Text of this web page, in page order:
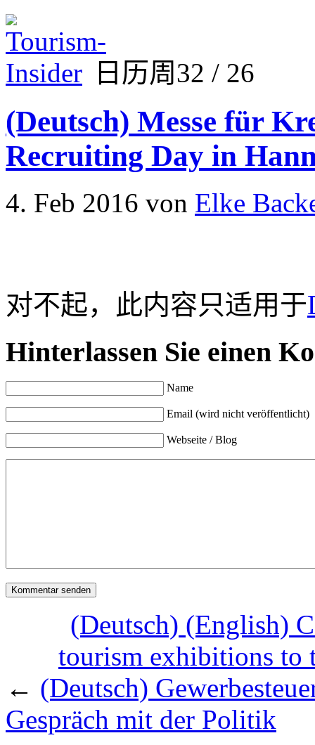
日历周32 / 26
(Deutsch) Messe für
Recruiting Day in
4. Feb 2016 von Elke
对不起，此内容只适用于
Hinterlassen Sie einen
Name
Email (wird nicht veröffentlicht)
Webseite / Blog
(Deutsch) (English)
tourism exhibitions to
← (Deutsch)
Gespräch mit der Politik